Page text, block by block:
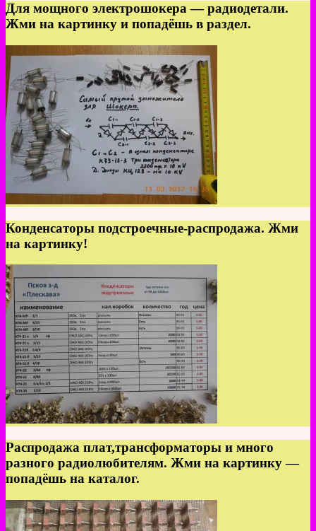
Для мощного электрошокера — радиодетали.
Жми на картинку и попадёшь в раздел.
Конденсаторы подстроечные-распродажа. Жми
на картинку!
Распродажа плат,трансформаторы и много
разного радиолюбителям. Жми на картинку —
попадёшь на каталог.